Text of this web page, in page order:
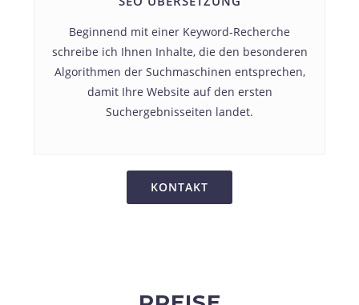
Beginnend mit einer Keyword-Recherche
schreibe ich Ihnen Inhalte, die den besonderen
Algorithmen der Suchmaschinen entsprechen,
damit Ihre Website auf den ersten
Suchergebnisseiten landet.
KONTAKT